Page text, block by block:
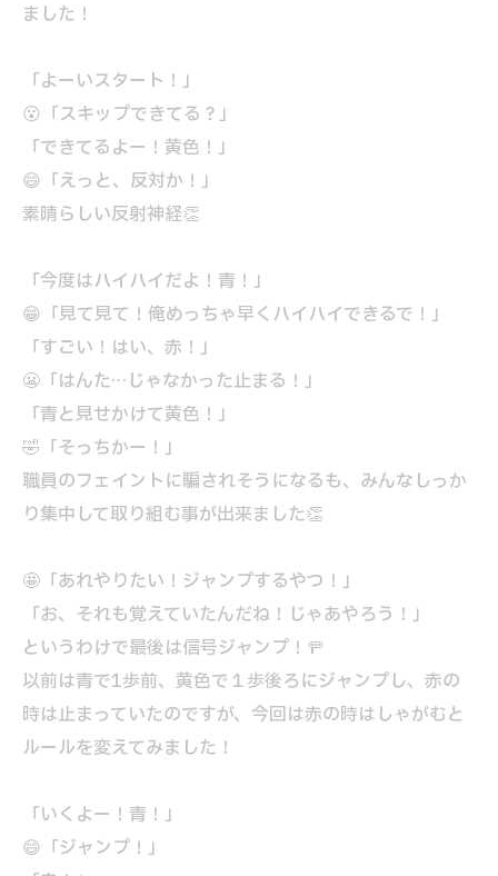
ました！
「よーいスタート！」
😮「スキップできてる？」
「できてるよー！黄色！」
😄「えっと、反対か！」
素晴らしい反射神経👏
「今度はハイハイだよ！青！」
😁「見て見て！俺めっちゃ早くハイハイできるで！」
「すごい！はい、赤！」
😬「はんた…じゃなかった止まる！」
「青と見せかけて黄色！」
🤣「そっちかー！」
職員のフェイントに騙されそうになるも、みんなしっか
り集中して取り組む事が出来ました👏
🤩「あれやりたい！ジャンプするやつ！」
「お、それも覚えていたんだね！じゃあやろう！」
というわけで最後は信号ジャンプ！🚥
以前は青で1歩前、黄色で１歩後ろにジャンプし、赤の
時は止まっていたのですが、今回は赤の時はしゃがむと
ルールを変えてみました！
「いくよー！青！」
😄「ジャンプ！」